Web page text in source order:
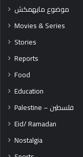
موضوع مايهمكش
Movies & Series
Stories
Reports
Food
Education
Palestine – فلسطين
Eid/ Ramadan
Nostalgia